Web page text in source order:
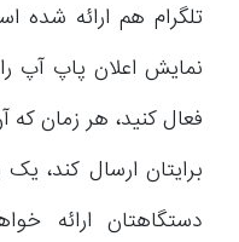
تلگرام هم ارائه شده
نمایش اعلان پاپ آپ
فعال کنید، هر زمان
برایتان ارسال کند،
دستگاهتان ارائه